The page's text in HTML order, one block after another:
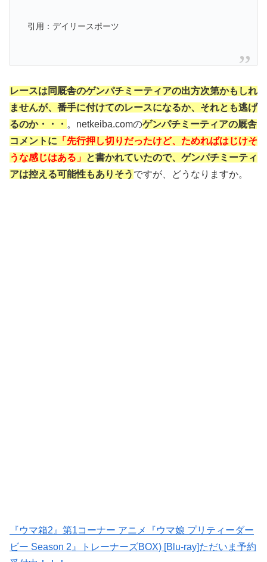
引用：デイリースポーツ
レースは 同厩舎のゲンパチミーティアの出方次第かもしれ
ませんが、番手に付けてのレースになるか、それとも逃げ
るのか・・・ 。netkeiba.comのゲンパチミーティアの厩舎
コメントに 「先行押し切りだったけど、ためればはじけそ
うな感じはある」 と書かれていたので、ゲンパチミーティ
アは控える可能性もありそう ですが、どうなりますか。
『ウマ箱2』第1コーナー アニメ『ウマ娘 プリティーダー
ビー Season 2』トレーナーズBOX) [Blu-ray]ただいま予約